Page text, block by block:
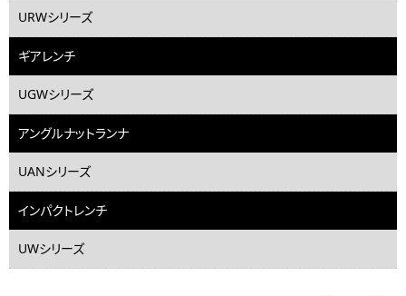
URWシリーズ
ギアレンチ
UGWシリーズ
アングルナットランナ
UANシリーズ
インパクトレンチ
UWシリーズ